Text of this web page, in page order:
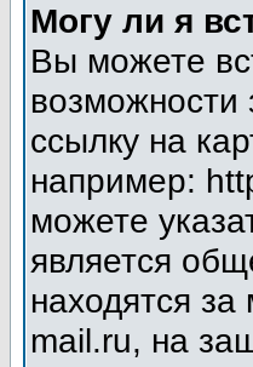
Могу ли я
Вы можете
возможности
ссылку на
например:
можете
является
находятся
mail.ru, на